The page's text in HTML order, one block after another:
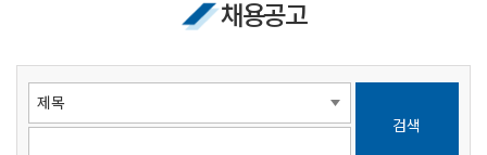
채용공고
검색